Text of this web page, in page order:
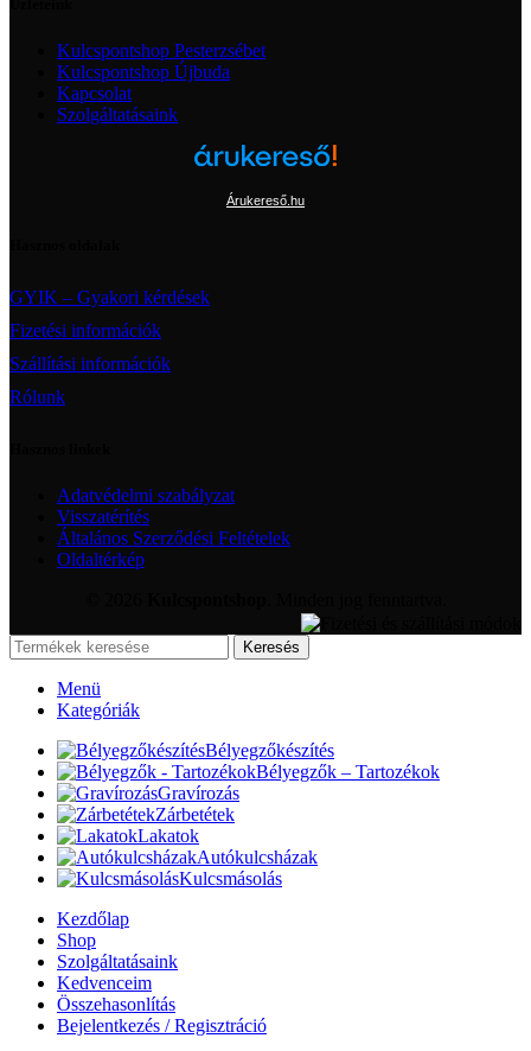
Kulcspontshop Pesterzsébet
Kulcspontshop Újbuda
Kapcsolat
Szolgáltatásaink
Árukereső.hu
GYIK – Gyakori kérdések
Fizetési információk
Szállítási információk
Rólunk
Adatvédelmi szabályzat
Visszatérítés
Általános Szerződési Feltételek
Oldaltérkép
Keresés
Menü
Kategóriák
Bélyegzőkészítés
Bélyegzők – Tartozékok
Gravírozás
Zárbetétek
Lakatok
Autókulcsházak
Kulcsmásolás
Kezdőlap
Shop
Szolgáltatásaink
Kedvenceim
Összehasonlítás
Bejelentkezés / Regisztráció